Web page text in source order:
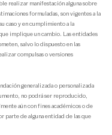
realizar manifestación alguna sobre
formuladas, son vigentes a la
caso y en cumplimiento a la
implique un cambio. Las entidades
salvo lo dispuesto en las
compulsas o versiones
generalizada o personalizada
no podrá ser reproducido,
aún con fines académicos o de
parte de alguna entidad de las que